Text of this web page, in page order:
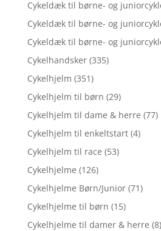
Cykeldæk til børne- og
Cykeldæk til børne- og
Cykeldæk til børne- og
Cykelhandsker (335)
Cykelhjelm (351)
Cykelhjelm til børn (29)
Cykelhjelm til dame & herre (77)
Cykelhjelm til enkeltstart (4)
Cykelhjelm til race (53)
Cykelhjelme (126)
Cykelhjelme Børn/Junior (71)
Cykelhjelme til børn (15)
Cykelhjelme til damer & herre (8)